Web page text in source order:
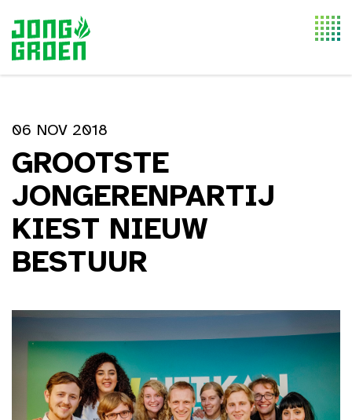
06 NOV 2018
GROOTSTE
JONGERENPARTIJ
KIEST NIEUW
BESTUUR